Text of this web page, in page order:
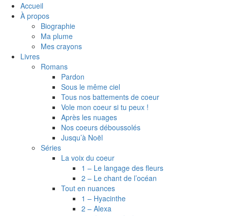
Accueil
À propos
Biographie
Ma plume
Mes crayons
Livres
Romans
Pardon
Sous le même ciel
Tous nos battements de coeur
Vole mon coeur si tu peux !
Après les nuages
Nos coeurs déboussolés
Jusqu’à Noël
Séries
La voix du coeur
1 – Le langage des fleurs
2 – Le chant de l’océan
Tout en nuances
1 – Hyacinthe
2 – Alexa